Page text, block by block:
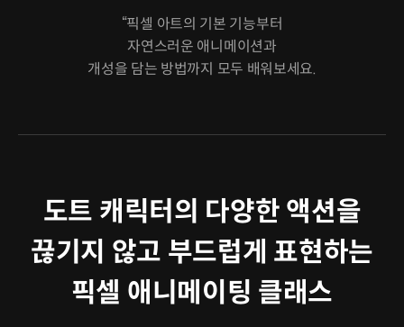
“픽셀 아트의 기본 기능부터
자연스러운 애니메이션과
개성을 담는 방법까지 모두 배워보세요.
도트 캐릭터의 다양한 액션을
끊기지 않고 부드럽게 표현하는
픽셀 애니메이팅 클래스